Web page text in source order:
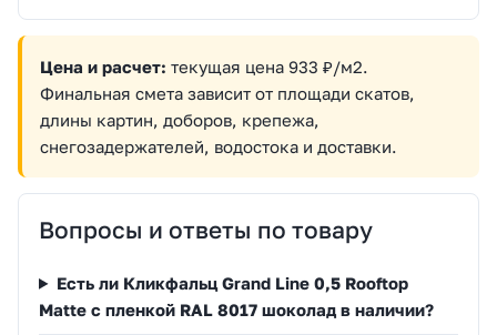
Цена и расчет: текущая цена 933 ₽/м2.
Финальная смета зависит от площади скатов,
длины картин, доборов, крепежа,
снегозадержателей, водостока и доставки.
Вопросы и ответы по товару
Есть ли Кликфальц Grand Line 0,5 Rooftop
Matte с пленкой RAL 8017 шоколад в наличии?